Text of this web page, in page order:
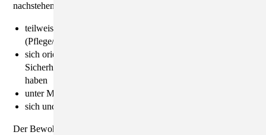
nachstehend aufgeführten Aspekten in der Lage sind:
teilweise Tätigkeiten selbständig ausführen
(Pflege/Selbstpflege), teilweise selbständig zu leben
sich orientieren können und neben Verkehrssicherheit auch
Sicherheit im Umgang mit öffentlichen Verkehrsmitteln zu
haben
unter Mithilfe eine geregelte Tagesstruktur einzuhalten
sich und die eigenen Bedürfnisse mitzuteilen
Der Bewohner lebt auf eigenen Wunsch in einer